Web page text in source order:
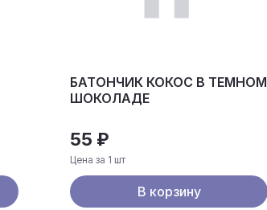
БАТОНЧИК КОКОС В ТЕМНОМ
ШОКОЛАДЕ
55 ₽
Цена за 1 шт
В корзину